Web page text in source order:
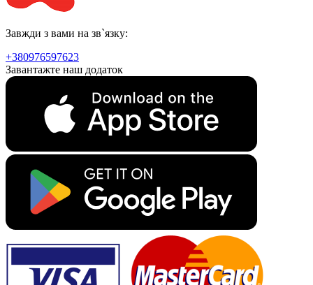
Завжди з вами на зв`язку:
+380976597623
Завантажте наш додаток